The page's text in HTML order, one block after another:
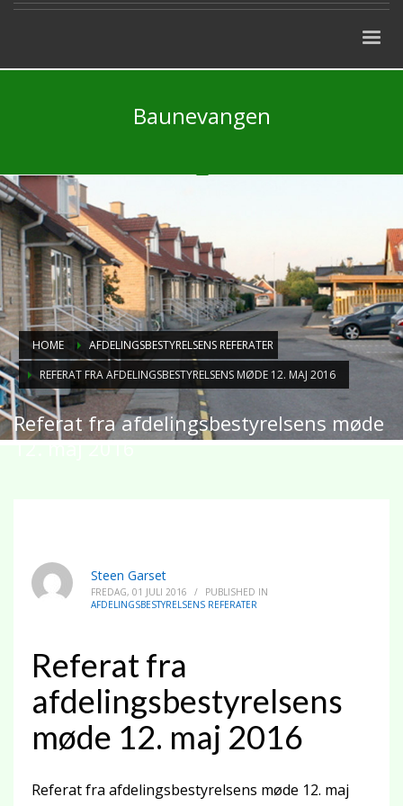
Baunevangen
HOME
AFDELINGSBESTYRELSENS REFERATER
REFERAT FRA AFDELINGSBESTYRELSENS MØDE 12. MAJ 2016
Referat fra afdelingsbestyrelsens møde
12. maj 2016
Steen Garset
FREDAG, 01 JULI 2016 /
PUBLISHED IN
AFDELINGSBESTYRELSENS REFERATER
Referat fra
afdelingsbestyrelsens
møde 12. maj 2016
Referat fra afdelingsbestyrelsens møde 12. maj